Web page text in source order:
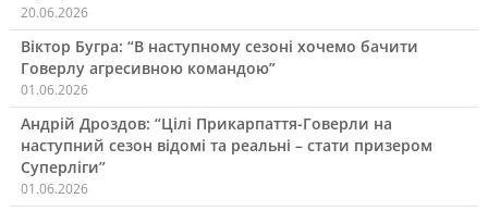
20.06.2026
Віктор Бугра: “В наступному сезоні хочемо бачити
Говерлу агресивною командою”
01.06.2026
Андрій Дроздов: “Цілі Прикарпаття-Говерли на
наступний сезон відомі та реальні – стати призером
Суперліги”
01.06.2026